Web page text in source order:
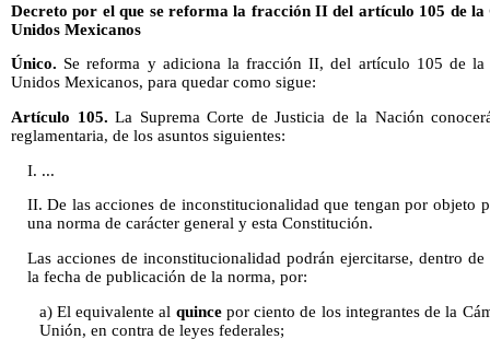
Decreto por el que se reforma la fracción II del artículo 105 de la
Unidos Mexicanos
Único. Se reforma y adiciona la fracción II, del artículo 105 de la
Unidos Mexicanos, para quedar como sigue:
Artículo 105. La Suprema Corte de Justicia de la Nación
reglamentaria, de los asuntos siguientes:
I. ...
II. De las acciones de inconstitucionalidad que tengan por objeto
una norma de carácter general y esta Constitución.
Las acciones de inconstitucionalidad podrán ejercitarse, dentro
la fecha de publicación de la norma, por:
a) El equivalente al quincepor ciento de los integrantes de la
Unión, en contra de leyes federales;